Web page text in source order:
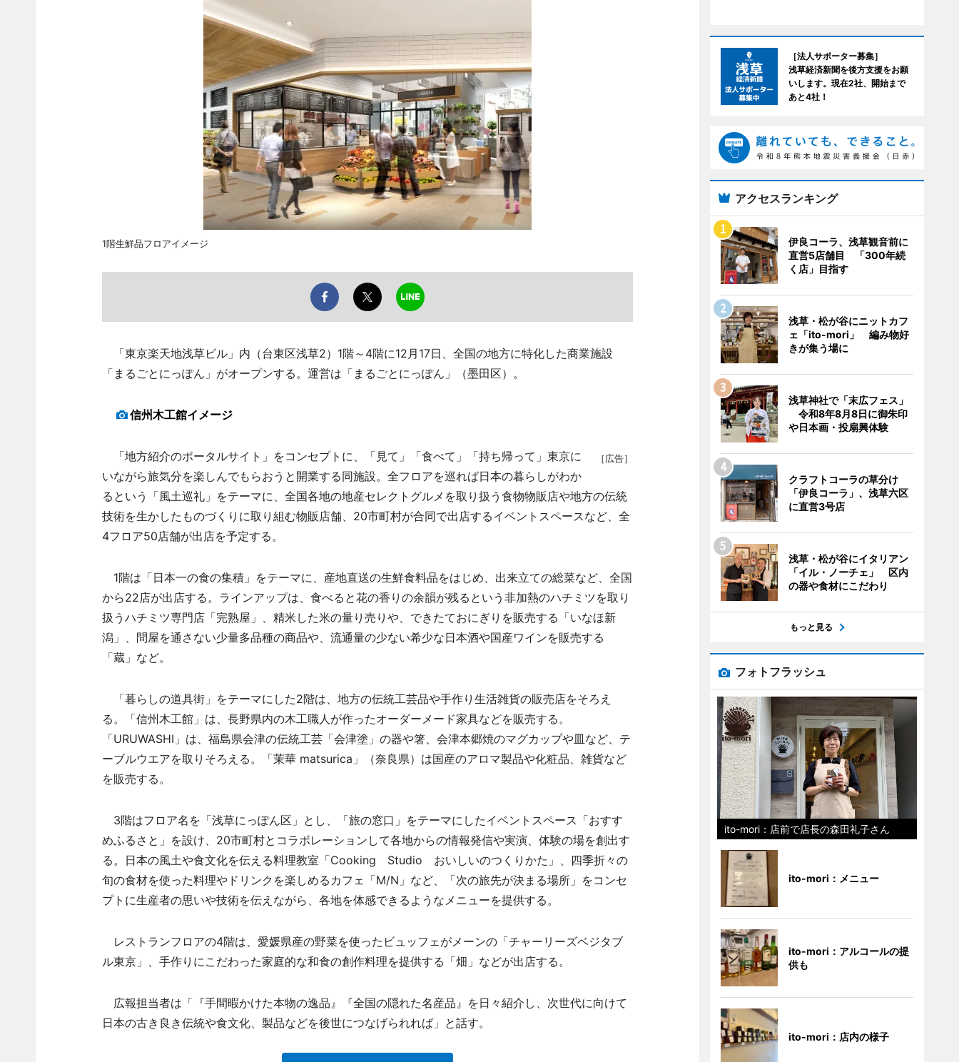
1階生鮮品フロアイメージ
「東京楽天地浅草ビル」内（台東区浅草2）1階～4階に12月17日、全国の地方に特化した商業施設
「まるごとにっぽん」がオープンする。運営は「まるごとにっぽん」（墨田区）。
信州木工館イメージ
［広告］
「地方紹介のポータルサイト」をコンセプトに、「見て」「食べて」「持ち帰って」東京に
いながら旅気分を楽しんでもらおうと開業する同施設。全フロアを巡れば日本の暮らしがわか
るという「風土巡礼」をテーマに、全国各地の地産セレクトグルメを取り扱う食物物販店や地方の伝統
技術を生かしたものづくりに取り組む物販店舗、20市町村が合同で出店するイベントスペースなど、全
4フロア50店舗が出店を予定する。
1階は「日本一の食の集積」をテーマに、産地直送の生鮮食料品をはじめ、出来立ての総菜など、全国
から22店が出店する。ラインアップは、食べると花の香りの余韻が残るという非加熱のハチミツを取り
扱うハチミツ専門店「完熟屋」、精米した米の量り売りや、できたておにぎりを販売する「いなほ新
潟」、問屋を通さない少量多品種の商品や、流通量の少ない希少な日本酒や国産ワインを販売する
「蔵」など。
「暮らしの道具街」をテーマにした2階は、地方の伝統工芸品や手作り生活雑貨の販売店をそろえ
る。「信州木工館」は、長野県内の木工職人が作ったオーダーメード家具などを販売する。
「URUWASHI」は、福島県会津の伝統工芸「会津塗」の器や箸、会津本郷焼のマグカップや皿など、テ
ーブルウエアを取りそろえる。「茉華 matsurica」（奈良県）は国産のアロマ製品や化粧品、雑貨など
を販売する。
3階はフロア名を「浅草にっぽん区」とし、「旅の窓口」をテーマにしたイベントスペース「おすす
めふるさと」を設け、20市町村とコラボレーションして各地からの情報発信や実演、体験の場を創出す
る。日本の風土や食文化を伝える料理教室「Cooking Studio おいしいのつくりかた」、四季折々の
旬の食材を使った料理やドリンクを楽しめるカフェ「M/N」など、「次の旅先が決まる場所」をコンセ
プトに生産者の思いや技術を伝えながら、各地を体感できるようなメニューを提供する。
レストランフロアの4階は、愛媛県産の野菜を使ったビュッフェがメーンの「チャーリーズベジタブ
ル東京」、手作りにこだわった家庭的な和食の創作料理を提供する「畑」などが出店する。
広報担当者は「『手間暇かけた本物の逸品』『全国の隠れた名産品』を日々紹介し、次世代に向けて
日本の古き良き伝統や食文化、製品などを後世につなげられれば」と話す。
［法人サポーター募集］
浅草経済新聞を後方支援をお願
いします。現在2社、開始まで
あと4社！
アクセスランキング
伊良コーラ、浅草観音前に
直営5店舗目 「300年続
く店」目指す
浅草・松が谷にニットカフ
ェ「ito-mori」 編み物好
きが集う場に
浅草神社で「末広フェス」
令和8年8月8日に御朱印
や日本画・投扇興体験
クラフトコーラの草分け
「伊良コーラ」、浅草六区
に直営3号店
浅草・松が谷にイタリアン
「イル・ノーチェ」 区内
の器や食材にこだわり
もっと見る
フォトフラッシュ
ito-mori：店前で店長の森田礼子さん
ito-mori：メニュー
ito-mori：アルコールの提
供も
ito-mori：店内の様子